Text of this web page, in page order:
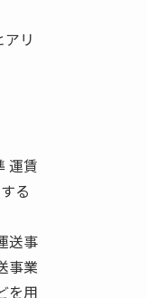
リ
運賃
る
送事
事業
を用